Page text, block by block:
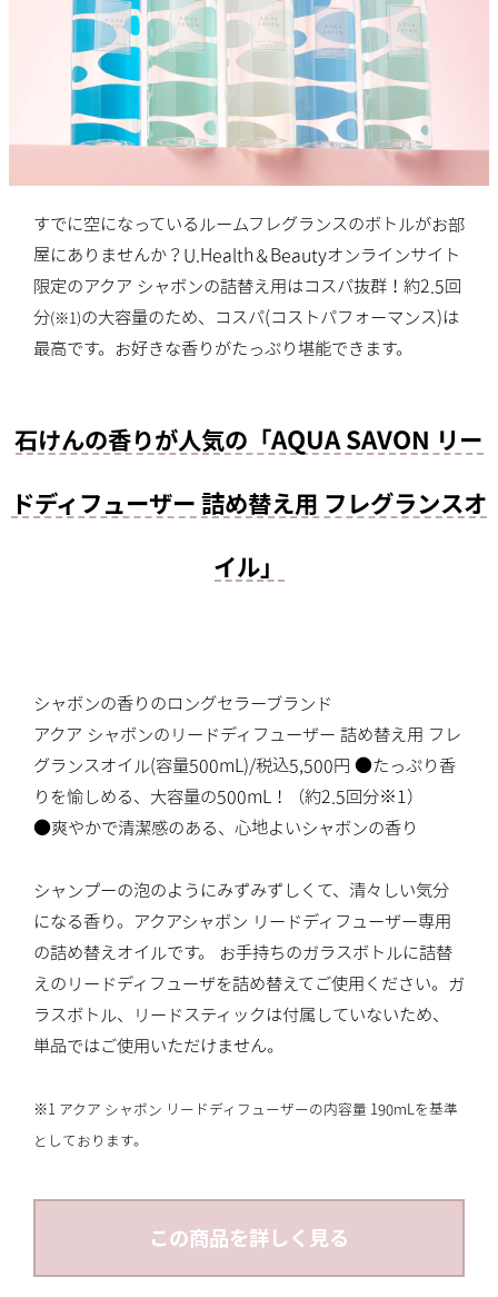
すでに空になっているルームフレグランスのボトルがお部
屋にありませんか？U.Health＆Beautyオンラインサイト
限定のアクア シャボンの詰替え用はコスパ抜群！約2.5回
分(※1)の大容量のため、コスパ(コストパフォーマンス)は
最高です。お好きな香りがたっぷり堪能できます。
石けんの香りが人気の「AQUA SAVON リー
ドディフューザー 詰め替え用 フレグランスオ
イル」
シャボンの香りのロングセラーブランド
アクア シャボンのリードディフューザー 詰め替え用 フレ
グランスオイル(容量500mL)/税込5,500円 ●たっぷり香
りを愉しめる、大容量の500mL！（約2.5回分※1）
●爽やかで清潔感のある、心地よいシャボンの香り
シャンプーの泡のようにみずみずしくて、清々しい気分
になる香り。アクアシャボン リードディフューザー専用
の詰め替えオイルです。 お手持ちのガラスボトルに詰替
えのリードディフューザを詰め替えてご使用ください。ガ
ラスボトル、リードスティックは付属していないため、
単品ではご使用いただけません。
※1 アクア シャボン リードディフューザーの内容量 190mLを基準
としております。
この商品を詳しく見る